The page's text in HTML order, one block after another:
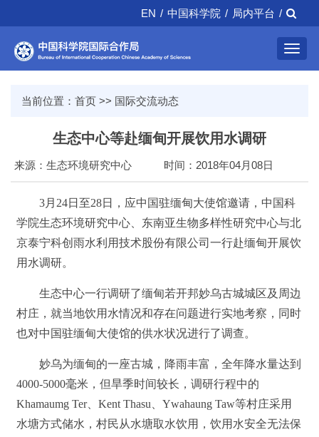
EN / 中国科学院 / 局内平台 /
当前位置： 首页 >> 国际交流动态
生态中心等赴缅甸开展饮用水调研
来源：生态环境研究中心 时间：2018年04月08日
3月24日至28日，应中国驻缅甸大使馆邀请，中国科
学院生态环境研究中心、东南亚生物多样性研究中心与北
京泰宁科创雨水利用技术股份有限公司一行赴缅甸开展饮
用水调研。
生态中心一行调研了缅甸若开邦妙乌古城城区及周边
村庄，就当地饮用水情况和存在问题进行实地考察，同时
也对中国驻缅甸大使馆的供水状况进行了调查。
妙乌为缅甸的一座古城，降雨丰富，全年降水量达到
4000-5000毫米，但旱季时间较长，调研行程中的
Khamaumg Ter、Kent Thasu、Ywahaung Taw等村庄采用
水塘方式储水，村民从水塘取水饮用，饮用水安全无法保